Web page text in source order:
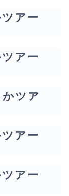
アー
アー
かツア
アー
アー